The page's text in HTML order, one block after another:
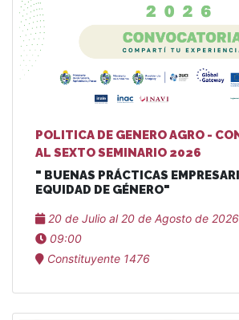
POLITICA DE GENERO AGRO -
AL SEXTO SEMINARIO 2026
" BUENAS PRÁCTICAS
EQUIDAD DE GÉNERO"
20 de Julio al 20 de Agosto de 2026
09:00
Constituyente 1476